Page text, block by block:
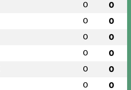
0 0
0 0
0 0
0 0
0 0
0 0